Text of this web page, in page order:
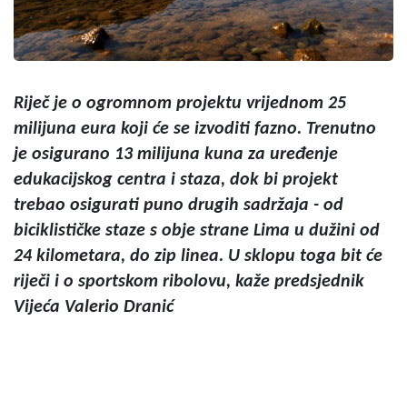
Riječ je o ogromnom projektu vrijednom 25
milijuna eura koji će se izvoditi fazno. Trenutno
je osigurano 13 milijuna kuna za uređenje
edukacijskog centra i staza, dok bi projekt
trebao osigurati puno drugih sadržaja - od
biciklističke staze s obje strane Lima u dužini od
24 kilometara, do zip linea. U sklopu toga bit će
riječi i o sportskom ribolovu, kaže predsjednik
Vijeća Valerio Dranić